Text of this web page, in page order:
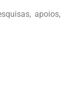
apoios,